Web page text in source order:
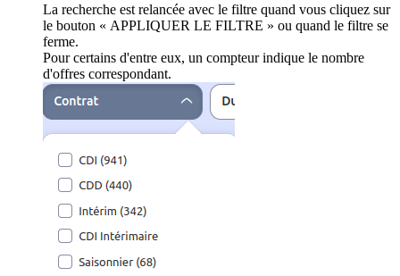
La recherche est relancée avec le filtre quand vous cliquez sur
le bouton « APPLIQUER LE FILTRE » ou quand le filtre se
ferme.
Pour certains d'entre eux, un compteur indique le nombre
d'offres correspondant.